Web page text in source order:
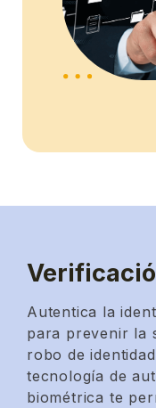
Autentica la
para prevenir la
robo de
tecnología de
biométrica te